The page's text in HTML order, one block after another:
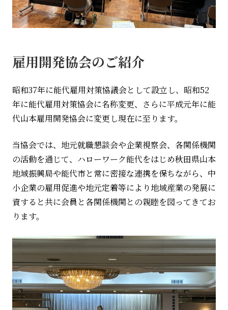
雇用開発協会のご紹介
昭和37年に能代雇用対策協議会として設立し、昭和52
年に能代雇用対策協会に名称変更、さらに平成元年に能
代山本雇用開発協会に変更し現在に至ります。
当協会では、地元就職懇談会や企業視察会、各関係機関
の活動を通じて、ハローワーク能代をはじめ秋田県山本
地域振興局や能代市と常に密接な連携を保ちながら、中
小企業の雇用促進や地元定着等により地域産業の発展に
資すると共に会員と各関係機関との親睦を図ってきてお
ります。